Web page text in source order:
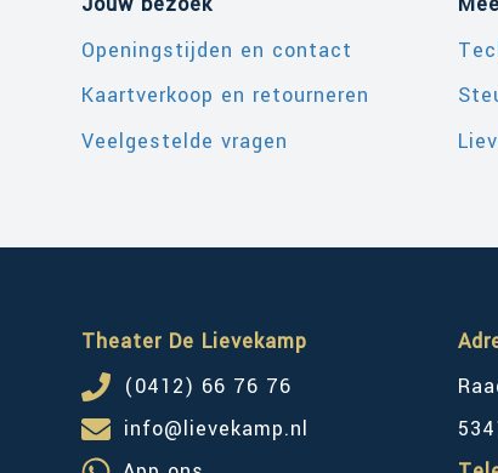
Openingstijden en contact
Kaartverkoop en retourneren
Veelgestelde vragen
Theater De Lievekamp
(0412) 66 76 76
info@lievekamp.nl